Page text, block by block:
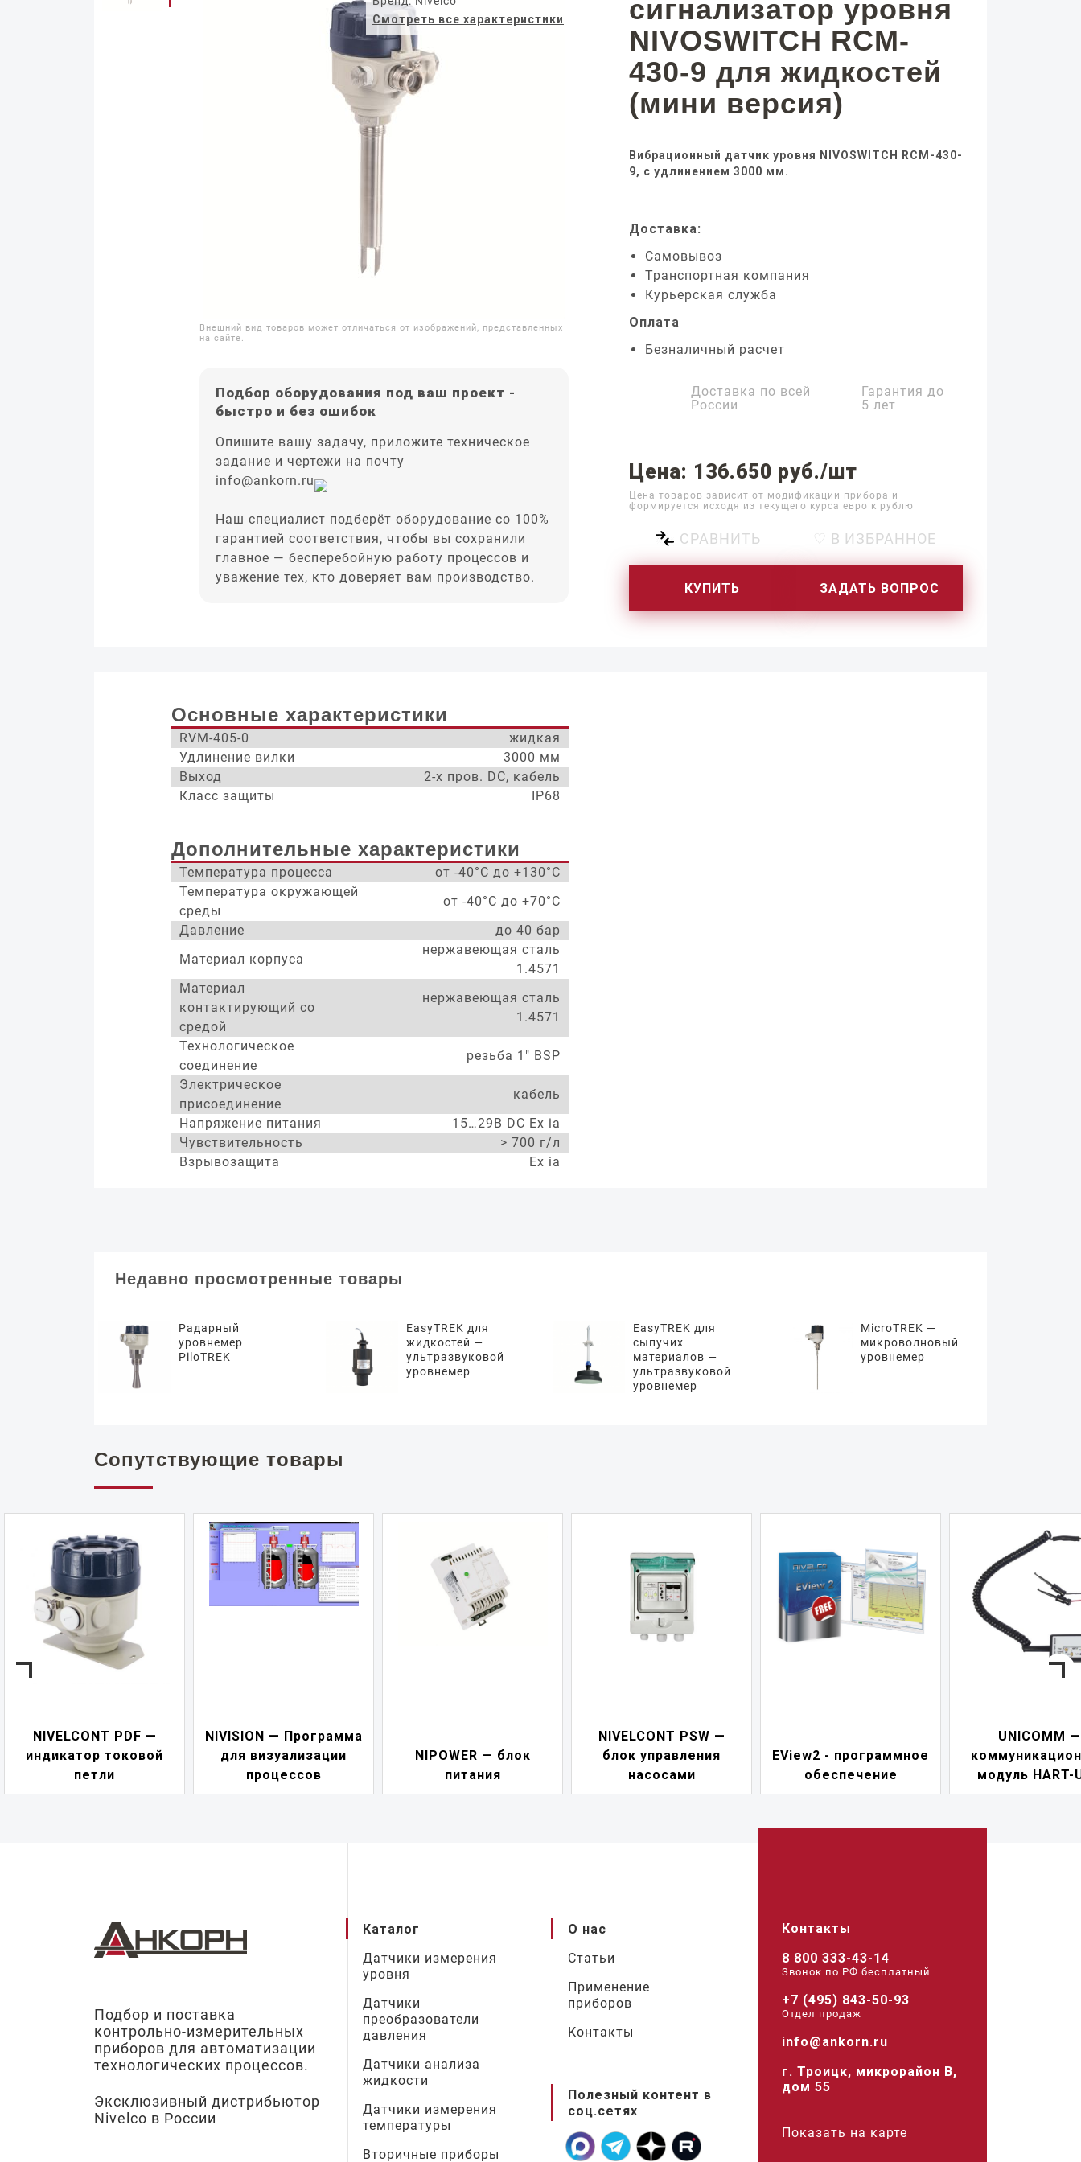
Смотреть все характеристики
Внешний вид товаров может отличаться от изображений, представленных
на сайте.
Подбор оборудования под ваш проект -
быстро и без ошибок
Опишите вашу задачу, приложите техническое
задание и чертежи на почту
info@ankorn.ru
Наш специалист подберёт оборудование со 100%
гарантией соответствия, чтобы вы сохранили
главное — бесперебойную работу процессов и
уважение тех, кто доверяет вам производство.
сигнализатор уровня
NIVOSWITCH RCM-
430-9 для жидкостей
(мини версия)
Вибрационный датчик уровня NIVOSWITCH RCM-430-
9, с удлинением 3000 мм.
Доставка:
Самовывоз
Транспортная компания
Курьерская служба
Оплата
Безналичный расчет
Доставка по всей
России
Гарантия до
5 лет
Цена: 136.650 руб./шт
Цена товаров зависит от модификации прибора и
формируется исходя из текущего курса евро к рублю
СРАВНИТЬ ♡ В ИЗБРАННОЕ
КУПИТЬ ЗАДАТЬ ВОПРОС
Основные характеристики
RVM-405-0
жидкая
Удлинение вилки
3000 мм
Выход
2-х пров. DC, кабель
Класс защиты
IP68
Дополнительные характеристики
Температура процесса
от -40°С до +130°С
Температура окружающей
среды
от -40°С до +70°С
Давление
до 40 бар
Материал корпуса
нержавеющая сталь
1.4571
Материал
контактирующий со
средой
нержавеющая сталь
1.4571
Технологическое
соединение
резьба 1" BSP
Электрическое
присоединение
кабель
Напряжение питания
15…29В DC Ex ia
Чувствительность
> 700 г/л
Взрывозащита
Ex ia
Недавно просмотренные товары
Радарный
уровнемер
PiloTREK
EasyTREK для
жидкостей —
ультразвуковой
уровнемер
EasyTREK для
сыпучих
материалов —
ультразвуковой
уровнемер
MicroTREK —
микроволновый
уровнемер
Сопутствующие товары
NIVELCONT PDF —
индикатор токовой
петли
NIVISION — Программа
для визуализации
процессов
NIPOWER — блок
питания
NIVELCONT PSW —
блок управления
насосами
EView2 - программное
обеспечение
UNICOMM —
модуль HART-
Подбор и поставка
контрольно-измерительных
приборов для автоматизации
технологических процессов.
Эксклюзивный дистрибьютор
Nivelco в России
Каталог
Датчики измерения
уровня
Датчики
преобразователи
давления
Датчики анализа
жидкости
Датчики измерения
температуры
Вторичные приборы
О нас
Статьи
Применение
приборов
Контакты
Полезный контент в
соц.сетях
Контакты
8 800 333-43-14
Звонок по РФ беcплатный
+7 (495) 843-50-93
Отдел продаж
info@ankorn.ru
г. Троицк, микрорайон В,
дом 55
Показать на карте